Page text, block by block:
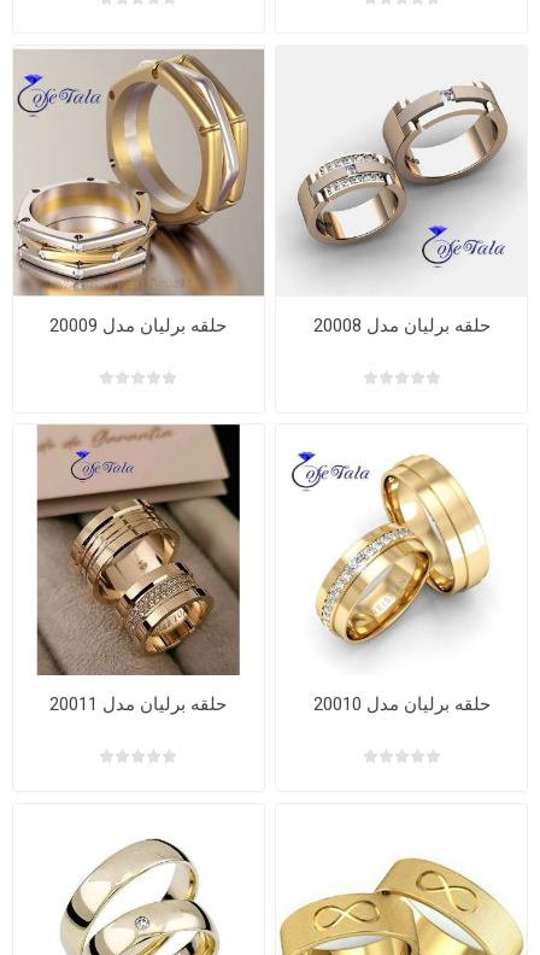
حلقه برلیان مدل 20008 حلقه برلیان مدل 20009
حلقه برلیان مدل 20010 حلقه برلیان مدل 20011